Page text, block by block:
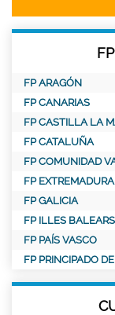
FP ARAGÓN
FP CANARIAS
FP CASTILLA LA
FP CATALUÑA
FP COMUNIDAD
FP EXTREMADURA
FP GALICIA
FP ILLES BALEARS
FP PAÍS VASCO
FP PRINCIPADO